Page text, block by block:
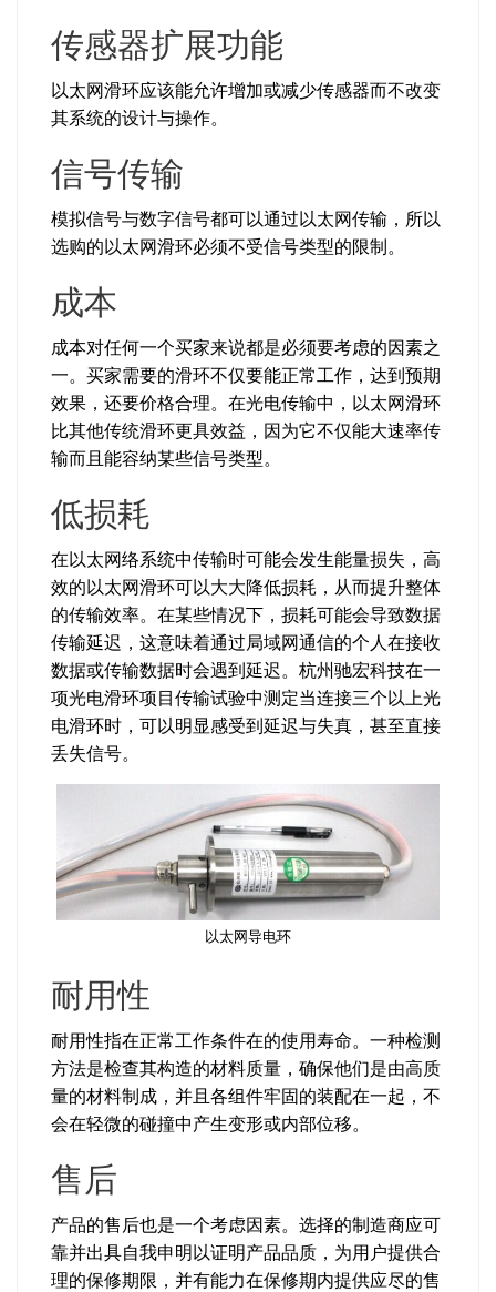
传感器扩展功能
以太网滑环应该能允许增加或减少传感器而不改变
其系统的设计与操作。
信号传输
模拟信号与数字信号都可以通过以太网传输，所以
选购的以太网滑环必须不受信号类型的限制。
成本
成本对任何一个买家来说都是必须要考虑的因素之
一。买家需要的滑环不仅要能正常工作，达到预期
效果，还要价格合理。在光电传输中，以太网滑环
比其他传统滑环更具效益，因为它不仅能大速率传
输而且能容纳某些信号类型。
低损耗
在以太网络系统中传输时可能会发生能量损失，高
效的以太网滑环可以大大降低损耗，从而提升整体
的传输效率。在某些情况下，损耗可能会导致数据
传输延迟，这意味着通过局域网通信的个人在接收
数据或传输数据时会遇到延迟。杭州驰宏科技在一
项光电滑环项目传输试验中测定当连接三个以上光
电滑环时，可以明显感受到延迟与失真，甚至直接
丢失信号。
以太网导电环
耐用性
耐用性指在正常工作条件在的使用寿命。一种检测
方法是检查其构造的材料质量，确保他们是由高质
量的材料制成，并且各组件牢固的装配在一起，不
会在轻微的碰撞中产生变形或内部位移。
售后
产品的售后也是一个考虑因素。选择的制造商应可
靠并出具自我申明以证明产品品质，为用户提供合
理的保修期限，并有能力在保修期内提供应尽的售